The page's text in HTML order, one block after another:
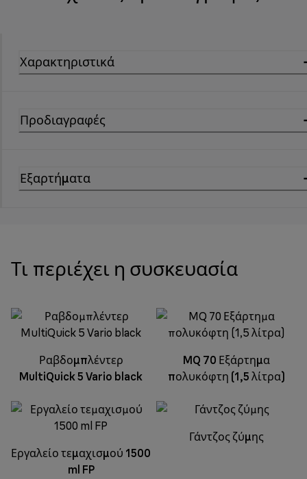
Χαρακτηριστικά
Προδιαγραφές
Εξαρτήματα
Τι περιέχει η συσκευασία
Ραβδομπλέντερ
MultiQuick 5 Vario black
MQ 70 Εξάρτημα
πολυκόφτη (1,5 λίτρα)
Εργαλείο τεμαχισμού 1500
ml FP
Γάντζος ζύμης